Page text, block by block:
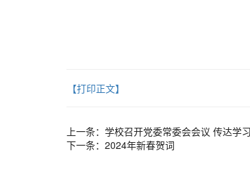
【打印正文】
上一条： 学校召开党委常委会会议 传达学
下一条： 2024年新春贺词